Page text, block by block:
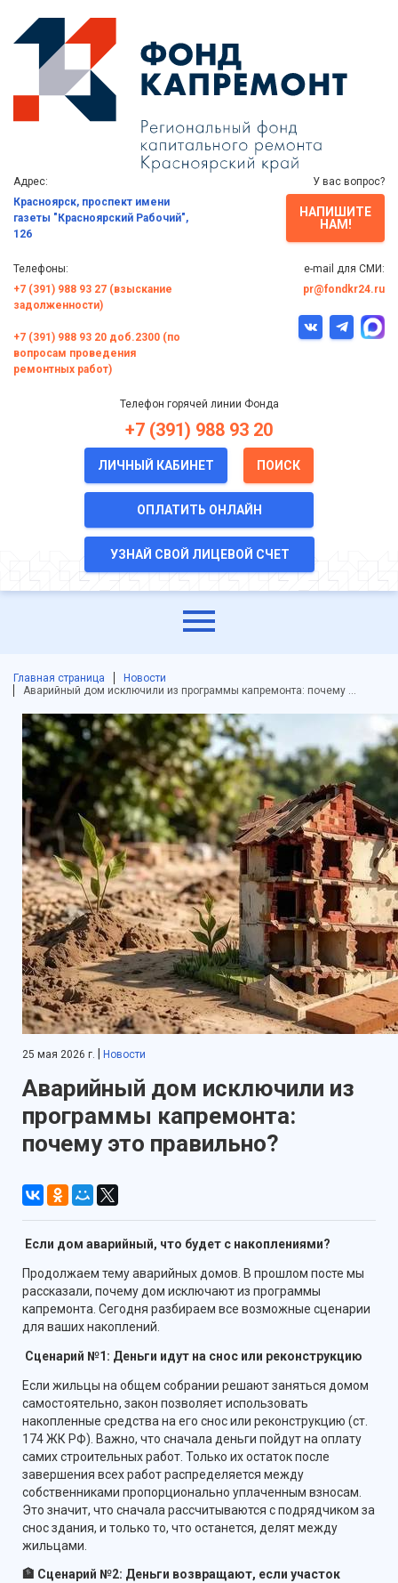
Адрес:
Красноярск, проспект имени
газеты "Красноярский Рабочий",
126
Телефоны:
+7 (391) 988 93 27 (взыскание
задолженности)
+7 (391) 988 93 20 доб.2300 (по
вопросам проведения
ремонтных работ)
У вас вопрос?
НАПИШИТЕ
НАМ!
e-mail для СМИ:
pr@fondkr24.ru
Телефон горячей линии Фонда
+7 (391) 988 93 20
ЛИЧНЫЙ КАБИНЕТ ПОИСК
ОПЛАТИТЬ ОНЛАЙН
УЗНАЙ СВОЙ ЛИЦЕВОЙ СЧЕТ
Главная страница
Новости
Аварийный дом исключили из программы капремонта: почему …
25 мая 2026 г. Новости
Аварийный дом исключили из
программы капремонта:
почему это правильно?
Если дом аварийный, что будет с накоплениями?
Продолжаем тему аварийных домов. В прошлом посте мы
рассказали, почему дом исключают из программы
капремонта. Сегодня разбираем все возможные сценарии
для ваших накоплений.
Сценарий №1: Деньги идут на снос или реконструкцию
Если жильцы на общем собрании решают заняться домом
самостоятельно, закон позволяет использовать
накопленные средства на его снос или реконструкцию (ст.
174 ЖК РФ). Важно, что сначала деньги пойдут на оплату
самих строительных работ. Только их остаток после
завершения всех работ распределяется между
собственниками пропорционально уплаченным взносам.
Это значит, что сначала рассчитываются с подрядчиком за
снос здания, и только то, что останется, делят между
жильцами.
🏦 Сценарий №2: Деньги возвращают, если участок